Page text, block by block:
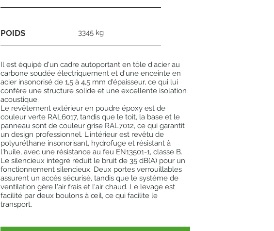
POIDS 3345 kg
Il est équipé d'un cadre autoportant en tôle d'acier au
carbone soudée électriquement et d'une enceinte en
acier insonorisé de 1,5 à 4,5 mm d'épaisseur, ce qui lui
confère une structure solide et une excellente isolation
acoustique.
Le revêtement extérieur en poudre époxy est de
couleur verte RAL6017, tandis que le toit, la base et le
panneau sont de couleur grise RAL7012, ce qui garantit
un design professionnel. L'intérieur est revêtu de
polyuréthane insonorisant, hydrofuge et résistant à
l'huile, avec une résistance au feu EN13501-1, classe B.
Le silencieux intégré réduit le bruit de 35 dB(A) pour un
fonctionnement silencieux. Deux portes verrouillables
assurent un accès sécurisé, tandis que le système de
ventilation gère l'air frais et l'air chaud. Le levage est
facilité par deux boulons à œil, ce qui facilite le
transport.